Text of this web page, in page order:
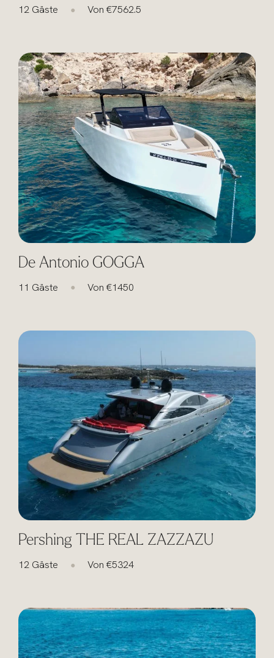
12 Gäste ● Von €7562.5
De Antonio GOGGA
11 Gäste ● Von €1450
Pershing THE REAL ZAZZAZU
12 Gäste ● Von €5324